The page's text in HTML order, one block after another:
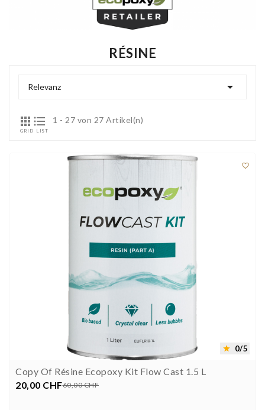
RÉSINE
Relevanz 

GRID

LIST
1 - 27 von 27 Artikel(n)

 0/5
Copy Of Résine Ecopoxy Kit Flow Cast 1.5 L
Preis
20,00 CHF Verkaufspreis
60,00 CHF